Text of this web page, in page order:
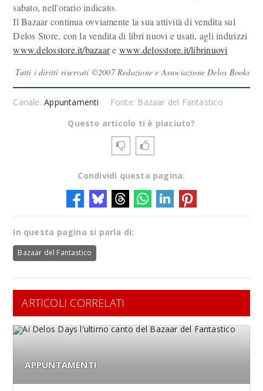
sabato, nell'orario indicato.
Il Bazaar continua ovviamente la sua attività di vendita sul
Delos Store, con la vendita di libri nuovi e usati, agli indirizzi
www.delosstore.it/bazaare www.delosstore.it/librinuovi
Tutti i diritti riservati ©2007 Redazione e Associazione Delos Books
Canale:Appuntamenti
Fonte: Bazaar del Fantastico
Questo articolo ti è piaciuto?
Condividi questa pagina:
In questa pagina si parla di:
Bazaar del Fantastico
ARTICOLI CORRELATI
APPUNTAMENTI